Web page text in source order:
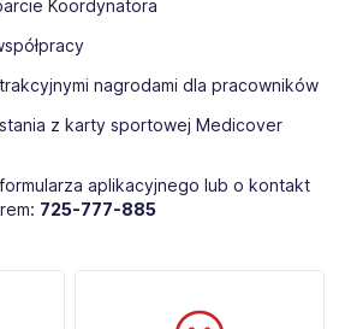
Koordynatora
nagrodami dla pracowników
z karty sportowej Medicover
aplikacyjnego lub o kontakt
725-777-885​